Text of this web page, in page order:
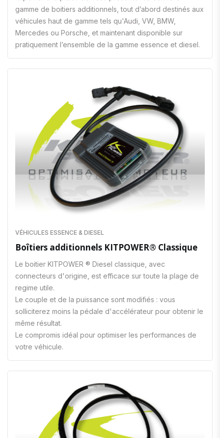
gamme de boitiers additionnels, tout d’abord destinés aux
véhicules haut de gamme tels qu'Audi, VW, BMW,
Mercedes ou Porsche, et maintenant disponible sur
pratiquement l’ensemble de la gamme essence et diesel.
VÉHICULES ESSENCE & DIESEL
Boîtiers additionnels KITPOWER® Classique
Le boitier KITPOWER ® Diesel classique, avec
connecteurs d'origine, est efficace sur toute la plage de
regime utile.
Le couple et de la puissance sont modifiés : vous
solliciterez moins la pédale d'accélérateur pour obtenir le
même résultat.
Le compromis idéal pour optimiser les performances de
votre véhicule.